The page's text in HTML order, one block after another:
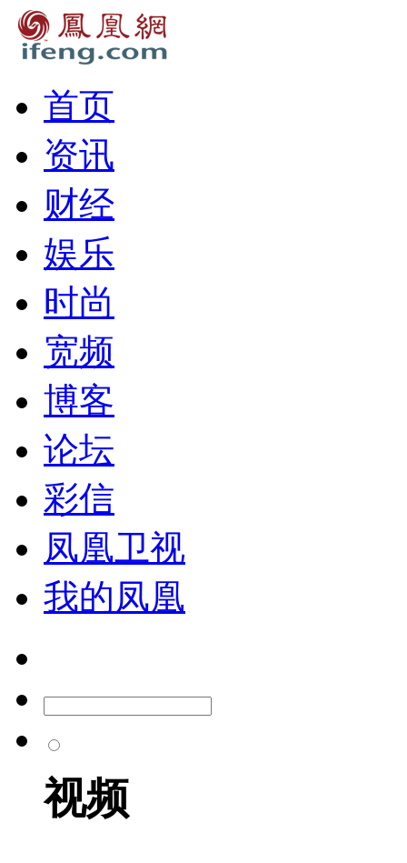
首页
资讯
财经
娱乐
时尚
宽频
博客
论坛
彩信
凤凰卫视
我的凤凰
视频